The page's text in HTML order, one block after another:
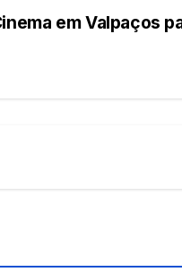
em Valpaços